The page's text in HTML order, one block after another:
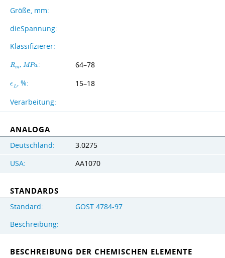
Größe, mm:
dieSpannung:
Klassifizierer:
Rm, MPa: 64–78
ϵ L, %: 15–18
Verarbeitung:
ANALOGA
Deutschland:
3.0275
USA:
AA1070
STANDARDS
Standard:
GOST 4784-97
Beschreibung:
BESCHREIBUNG DER CHEMISCHEN ELEMENTE